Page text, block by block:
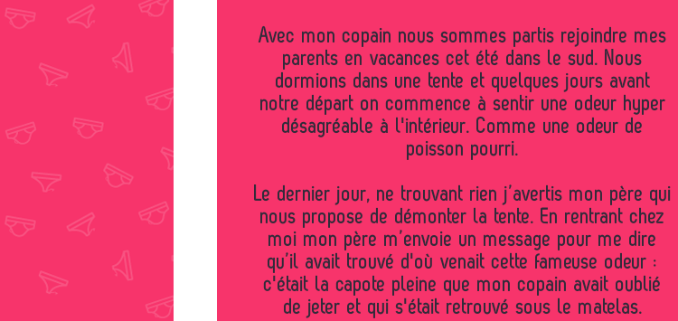
Avec mon copain nous sommes partis rejoindre mes
parents en vacances cet été dans le sud. Nous
dormions dans une tente et quelques jours avant
notre départ on commence à sentir une odeur hyper
désagréable à l'intérieur. Comme une odeur de
poisson pourri.
Le dernier jour, ne trouvant rien j’avertis mon père qui
nous propose de démonter la tente. En rentrant chez
moi mon père m’envoie un message pour me dire
qu’il avait trouvé d'où venait cette fameuse odeur :
c'était la capote pleine que mon copain avait oublié
de jeter et qui s'était retrouvé sous le matelas.